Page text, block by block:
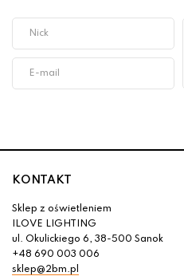
KONTAKT
Sklep z oświetleniem
ILOVE LIGHTING
ul. Okulickiego 6, 38-500 Sanok
+48 690 003 006
sklep@2bm.pl